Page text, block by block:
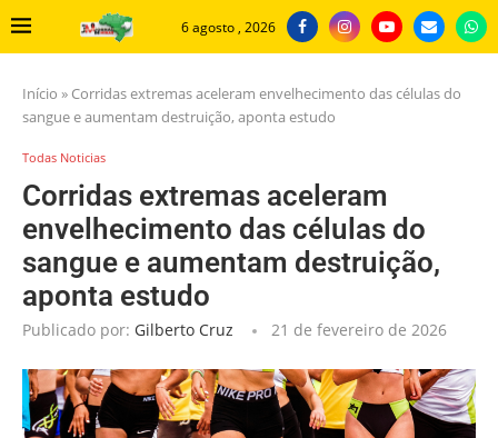
6 agosto , 2026
Início » Corridas extremas aceleram envelhecimento das células do
sangue e aumentam destruição, aponta estudo
Todas Noticias
Corridas extremas aceleram
envelhecimento das células do
sangue e aumentam destruição,
aponta estudo
Publicado por: Gilberto Cruz 21 de fevereiro de 2026